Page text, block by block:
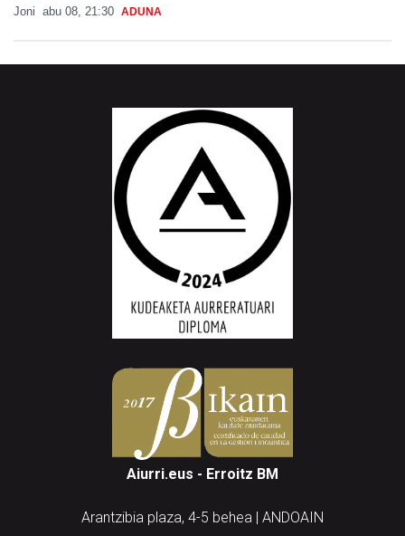
Joni abu 08, 21:30 ADUNA
Aiurri.eus - Erroitz BM
Arantzibia plaza, 4-5 behea | ANDOAIN